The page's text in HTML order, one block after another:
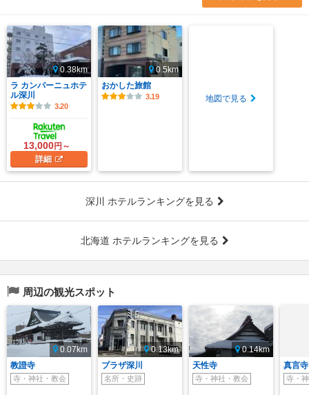
0.38km
ラ カンパーニュホテ
ル深川
3.20
13,000円～
詳細
0.5km
おかした旅館
3.19 地図で見る
深川 ホテルランキングを見る
北海道 ホテルランキングを見る
周辺の観光スポット
0.07km
教證寺
寺・神社・教会
0.13km
プラザ深川
名所・史跡
0.14km
天性寺
寺・神社・教会
真言寺
寺・